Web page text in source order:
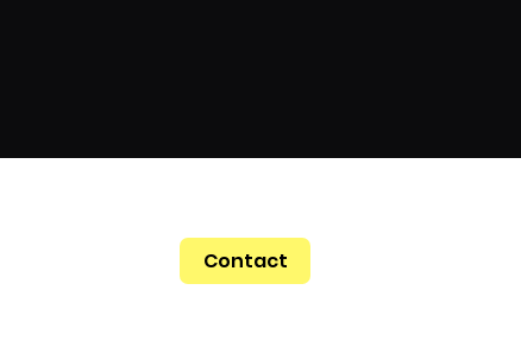
Contact